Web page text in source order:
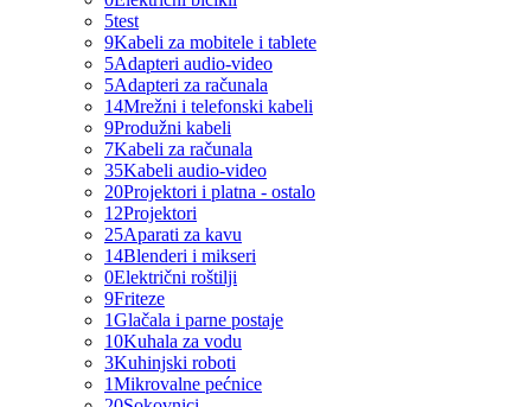
5test
9Kabeli za mobitele i tablete
5Adapteri audio-video
5Adapteri za računala
14Mrežni i telefonski kabeli
9Produžni kabeli
7Kabeli za računala
35Kabeli audio-video
20Projektori i platna - ostalo
12Projektori
25Aparati za kavu
14Blenderi i mikseri
0Električni roštilji
9Friteze
1Glačala i parne postaje
10Kuhala za vodu
3Kuhinjski roboti
1Mikrovalne pećnice